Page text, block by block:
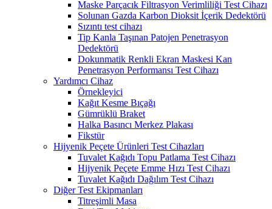
Maske Parçacık Filtrasyon Verimliliği Test Cihazı
Solunan Gazda Karbon Dioksit İçerik Dedektörü
Sızıntı test cihazı
Tip Kanla Taşınan Patojen Penetrasyon
Dedektörü
Dokunmatik Renkli Ekran Maskesi Kan
Penetrasyon Performansı Test Cihazı
Yardımcı Cihaz
Örnekleyici
Kağıt Kesme Bıçağı
Gümrüklü Braket
Halka Basıncı Merkez Plakası
Fikstür
Hijyenik Peçete Ürünleri Test Cihazları
Tuvalet Kağıdı Topu Patlama Test Cihazı
Hijyenik Peçete Emme Hızı Test Cihazı
Tuvalet Kağıdı Dağılım Test Cihazı
Diğer Test Ekipmanları
Titreşimli Masa